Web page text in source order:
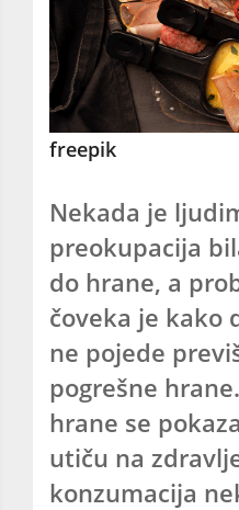
freepik
Nekada je
preokupacija
do hrane, a
čoveka je kako
ne pojede
pogrešne
hrane se
utiču na
konzumacija